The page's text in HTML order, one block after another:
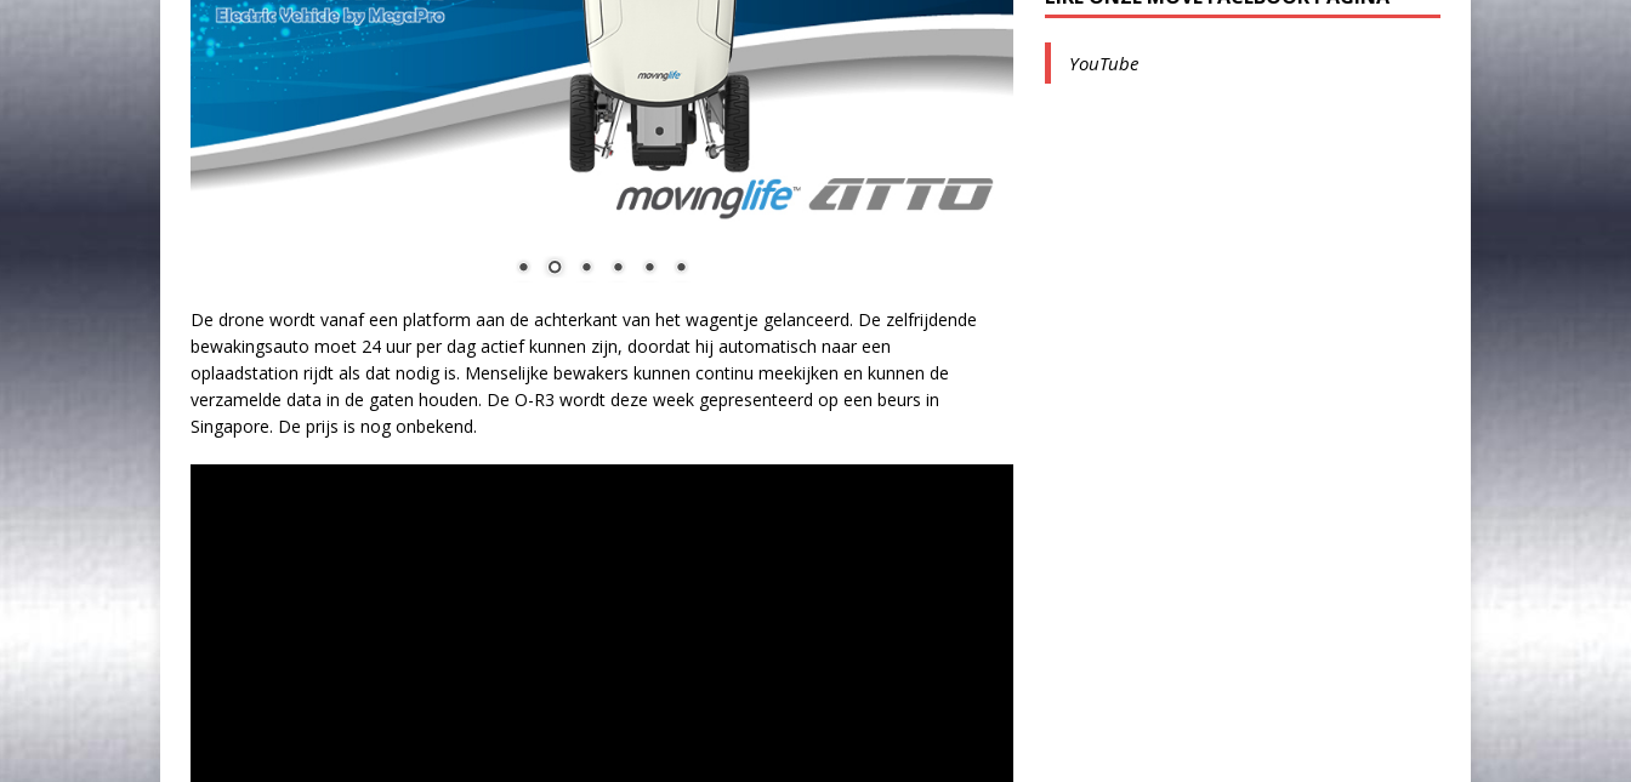
De drone wordt vanaf een platform aan de achterkant van het wagentje gelanceerd. De zelfrijdende
bewakingsauto moet 24 uur per dag actief kunnen zijn, doordat hij automatisch naar een
oplaadstation rijdt als dat nodig is. Menselijke bewakers kunnen continu meekijken en kunnen de
verzamelde data in de gaten houden. De O-R3 wordt deze week gepresenteerd op een beurs in
Singapore. De prijs is nog onbekend.
YouTube